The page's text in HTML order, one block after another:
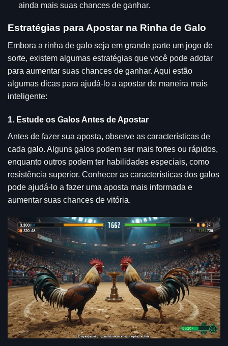
ainda mais suas chances de ganhar.
Estratégias para Apostar na Rinha de Galo
Embora a rinha de galo seja em grande parte um jogo de
sorte, existem algumas estratégias que você pode adotar
para aumentar suas chances de ganhar. Aqui estão
algumas dicas para ajudá-lo a apostar de maneira mais
inteligente:
1. Estude os Galos Antes de Apostar
Antes de fazer sua aposta, observe as características de
cada galo. Alguns galos podem ser mais fortes ou rápidos,
enquanto outros podem ter habilidades especiais, como
resistência superior. Conhecer as características dos galos
pode ajudá-lo a fazer uma aposta mais informada e
aumentar suas chances de vitória.